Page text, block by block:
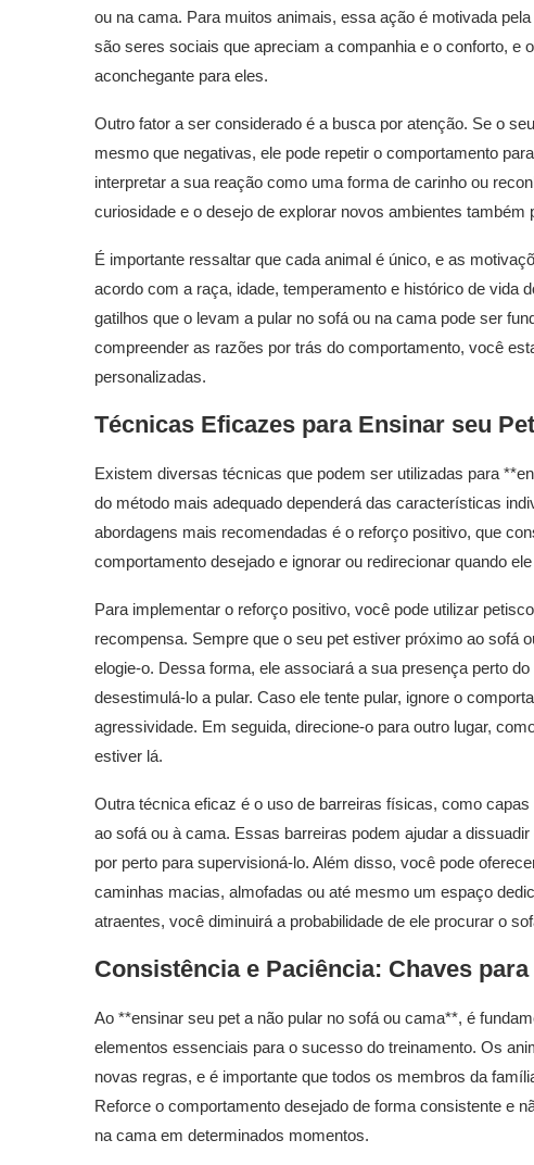
ou na cama. Para muitos animais, essa ação é motivada
são seres sociais que apreciam a companhia e o conforto, e
aconchegante para eles.
Outro fator a ser considerado é a busca por atenção. Se o
mesmo que negativas, ele pode repetir o comportamento
interpretar a sua reação como uma forma de carinho ou
curiosidade e o desejo de explorar novos ambientes
É importante ressaltar que cada animal é único, e as
acordo com a raça, idade, temperamento e histórico de vida
gatilhos que o levam a pular no sofá ou na cama pode ser
compreender as razões por trás do comportamento, você
personalizadas.
Técnicas Eficazes para Ensinar seu
Existem diversas técnicas que podem ser utilizadas para
do método mais adequado dependerá das características
abordagens mais recomendadas é o reforço positivo, que
comportamento desejado e ignorar ou redirecionar quando
Para implementar o reforço positivo, você pode utilizar
recompensa. Sempre que o seu pet estiver próximo ao sofá
elogie-o. Dessa forma, ele associará a sua presença perto
desestimulá-lo a pular. Caso ele tente pular, ignore o
agressividade. Em seguida, direcione-o para outro lugar,
estiver lá.
Outra técnica eficaz é o uso de barreiras físicas, como
ao sofá ou à cama. Essas barreiras podem ajudar a
por perto para supervisioná-lo. Além disso, você pode
caminhas macias, almofadas ou até mesmo um espaço
atraentes, você diminuirá a probabilidade de ele procurar o
Consistência e Paciência: Chaves
Ao **ensinar seu pet a não pular no sofá ou cama**, é
elementos essenciais para o sucesso do treinamento. Os
novas regras, e é importante que todos os membros da
Reforce o comportamento desejado de forma consistente e
na cama em determinados momentos.